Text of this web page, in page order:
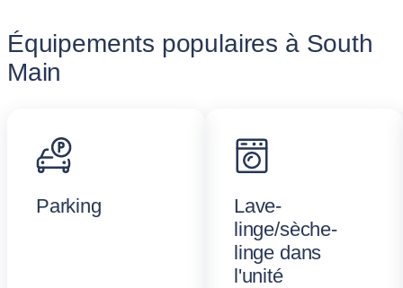
Équipements populaires à South
Main
Parking
Lave-
linge/sèche-
linge dans
l'unité